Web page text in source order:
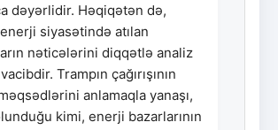
dəyərlidir. Həqiqətən də,
siyasətində atılan
nəticələrini diqqətlə analiz
Trampın çağırışının
anlamaqla yanaşı,
kimi, enerji bazarlarının